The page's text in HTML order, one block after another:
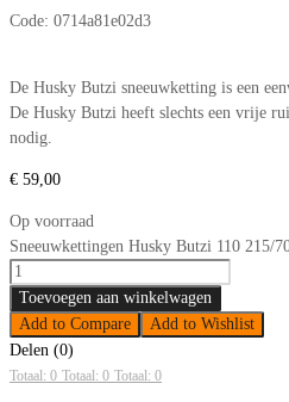
Code: 0714a81e02d3
De Husky Butzi sneeuwketting is een
De Husky Butzi heeft slechts een vrije
nodig.
€ 59,00
Op voorraad
Sneeuwkettingen Husky Butzi 110 215/
Toevoegen aan winkelwagen
Add to Compare
Add to Wishlist
Delen (0)
Totaal: 0 Totaal: 0 Totaal: 0